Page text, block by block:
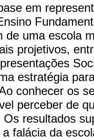
em
de uma escola
projetivos,
estratégia
conhecer os
perceber de
resultados
falácia da